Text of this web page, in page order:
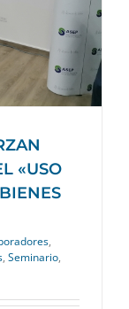
«USO
,
, Seminario,